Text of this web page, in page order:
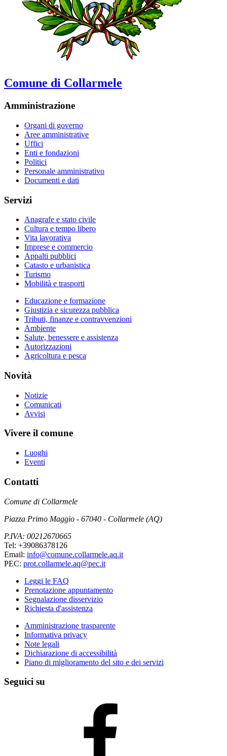
Comune di Collarmele
Amministrazione
Organi di governo
Aree amministrative
Uffici
Enti e fondazioni
Politici
Personale amministrativo
Documenti e dati
Servizi
Anagrafe e stato civile
Cultura e tempo libero
Vita lavorativa
Imprese e commercio
Appalti pubblici
Catasto e urbanistica
Turismo
Mobilità e trasporti
Educazione e formazione
Giustizia e sicurezza pubblica
Tributi, finanze e contravvenzioni
Ambiente
Salute, benessere e assistenza
Autorizzazioni
Agricoltura e pesca
Novità
Notizie
Comunicati
Avvisi
Vivere il comune
Luoghi
Eventi
Contatti
Comune di Collarmele
Piazza Primo Maggio - 67040 - Collarmele (AQ)
P.IVA: 00212670665
Tel: +39086378126
Email: info@comune.collarmele.aq.it
PEC: prot.collarmele.aq@pec.it
Leggi le FAQ
Prenotazione appuntamento
Segnalazione disservizio
Richiesta d'assistenza
Amministrazione trasparente
Informativa privacy
Note legali
Dichiarazione di accessibilità
Piano di miglioramento del sito e dei servizi
Seguici su